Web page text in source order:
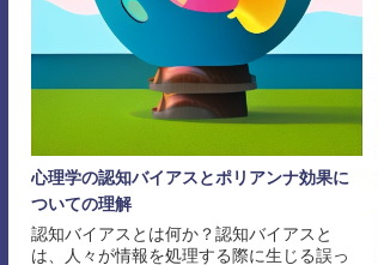
心理学の認知バイアスとポリアンナ効果に
ついての理解
認知バイアスとは何か？認知バイアスと
は、人々が情報を処理する際に生じる誤っ